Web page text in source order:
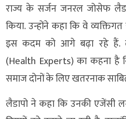
राज्य के सर्जन जनरल जोसेफ
किया. उन्होंने कहा कि वे व्यक्तिगत
इस कदम को आगे बढ़ा रहे हैं.
(Health Experts) का कहना
समाज दोनों के लिए खतरनाक
लैडापो ने कहा कि उनकी एजेंसी